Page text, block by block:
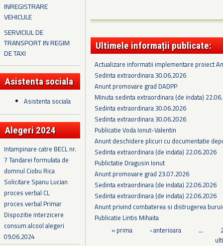
INREGISTRARE
VEHICULE
SERVICIUL DE
TRANSPORT IN REGIM
DE TAXI
Asistenta sociala
Asistenta sociala
Alegeri 2024
Intampinare catre BECL nr.
7 Tandarei formulata de
domnul Ciobu Rica
Solicitare Spanu Lucian
proces verbal CL
proces verbal Primar
Dispozitie interzicere
consum alcool alegeri
09.06.2024
Ultimele informații publicate:
Actualizare informatii implementare proiect
Sedinta extraordinara 30.06.2026
Anunt promovare grad DADPP
Minuta sedinta extraordinara (de indata)
Sedinta extraordinara 30.06.2026
Sedinta extraordinara 30.06.2026
Publicatie Voda Ionut-Valentin
Anunt deschidere plicuri cu documentatie
Sedinta extraordinara (de indata) 22.06.2026
Publictatie Dragusin Ionut
Anunt promovare grad 23.07.2026
Sedinta extraordinara (de indata) 22.06.2026
Sedinta extraordinara (de indata) 22.06.2026
Anunt privind combaterea si distrugerea
Publicatie Lintis Mihaita
Pagini
« prima ‹ anterioara …